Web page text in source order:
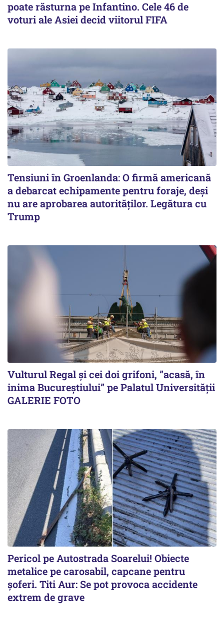
poate răsturna pe Infantino. Cele 46 de
voturi ale Asiei decid viitorul FIFA
Tensiuni în Groenlanda: O firmă americană
a debarcat echipamente pentru foraje, deși
nu are aprobarea autorităților. Legătura cu
Trump
Vulturul Regal și cei doi grifoni, ”acasă, în
inima Bucureștiului” pe Palatul Universității
GALERIE FOTO
Pericol pe Autostrada Soarelui! Obiecte
metalice pe carosabil, capcane pentru
șoferi. Titi Aur: Se pot provoca accidente
extrem de grave